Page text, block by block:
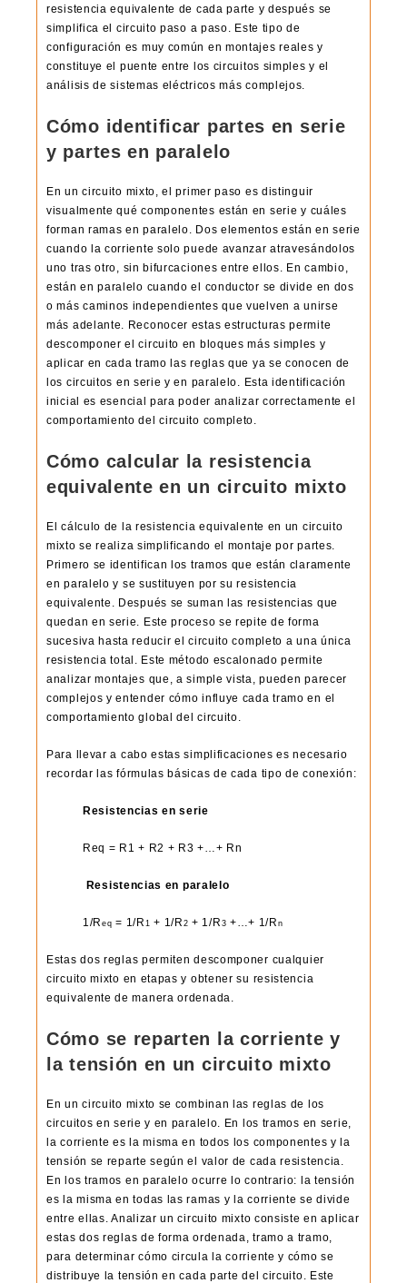
resistencia equivalente de cada parte y después se
simplifica el circuito paso a paso. Este tipo de
configuración es muy común en montajes reales y
constituye el puente entre los circuitos simples y el
análisis de sistemas eléctricos más complejos.
Cómo identificar partes en serie
y partes en paralelo
En un circuito mixto, el primer paso es distinguir
visualmente qué componentes están en serie y cuáles
forman ramas en paralelo. Dos elementos están en serie
cuando la corriente solo puede avanzar atravesándolos
uno tras otro, sin bifurcaciones entre ellos. En cambio,
están en paralelo cuando el conductor se divide en dos
o más caminos independientes que vuelven a unirse
más adelante. Reconocer estas estructuras permite
descomponer el circuito en bloques más simples y
aplicar en cada tramo las reglas que ya se conocen de
los circuitos en serie y en paralelo. Esta identificación
inicial es esencial para poder analizar correctamente el
comportamiento del circuito completo.
Cómo calcular la resistencia
equivalente en un circuito mixto
El cálculo de la resistencia equivalente en un circuito
mixto se realiza simplificando el montaje por partes.
Primero se identifican los tramos que están claramente
en paralelo y se sustituyen por su resistencia
equivalente. Después se suman las resistencias que
quedan en serie. Este proceso se repite de forma
sucesiva hasta reducir el circuito completo a una única
resistencia total. Este método escalonado permite
analizar montajes que, a simple vista, pueden parecer
complejos y entender cómo influye cada tramo en el
comportamiento global del circuito.
Para llevar a cabo estas simplificaciones es necesario
recordar las fórmulas básicas de cada tipo de conexión:
Resistencias en serie
Req = R1 + R2 + R3 +…+ Rn
Resistencias en paralelo
1/Req = 1/R 1 + 1/R 2 + 1/R 3 +…+ 1/R n
Estas dos reglas permiten descomponer cualquier
circuito mixto en etapas y obtener su resistencia
equivalente de manera ordenada.
Cómo se reparten la corriente y
la tensión en un circuito mixto
En un circuito mixto se combinan las reglas de los
circuitos en serie y en paralelo. En los tramos en serie,
la corriente es la misma en todos los componentes y la
tensión se reparte según el valor de cada resistencia.
En los tramos en paralelo ocurre lo contrario: la tensión
es la misma en todas las ramas y la corriente se divide
entre ellas. Analizar un circuito mixto consiste en aplicar
estas dos reglas de forma ordenada, tramo a tramo,
para determinar cómo circula la corriente y cómo se
distribuye la tensión en cada parte del circuito. Este